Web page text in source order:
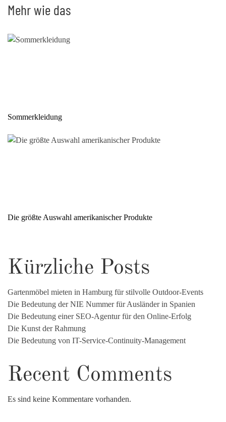
Mehr wie das
Sommerkleidung
Die größte Auswahl amerikanischer Produkte
Kürzliche Posts
Gartenmöbel mieten in Hamburg für stilvolle Outdoor-Events
Die Bedeutung der NIE Nummer für Ausländer in Spanien
Die Bedeutung einer SEO-Agentur für den Online-Erfolg
Die Kunst der Rahmung
Die Bedeutung von IT-Service-Continuity-Management
Recent Comments
Es sind keine Kommentare vorhanden.